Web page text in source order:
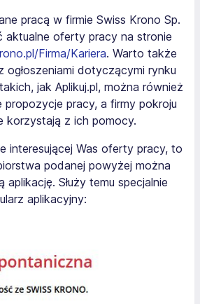
pracą w firmie Swiss Krono Sp.
aktualne oferty pracy na stronie
Firma/Kariera. Warto także
ogłoszeniami dotyczącymi rynku
jak Aplikuj.pl, można również
propozycje pracy, a firmy pokroju
korzystają z ich pomocy.
interesującej Was oferty pracy, to
podanej powyżej można
aplikację. Służy temu specjalnie
aplikacyjny: